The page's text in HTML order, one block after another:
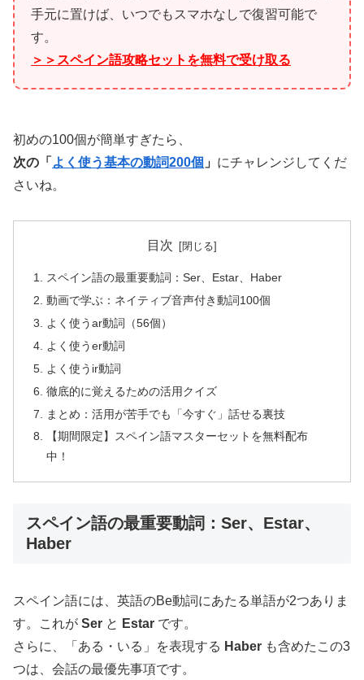
手元に置けば、いつでもスマホなしで復習可能で
す。
＞＞スペイン語攻略セットを無料で受け取る
初めの100個が簡単すぎたら、
次の「 よく使う基本の動詞200個 」 にチャレンジしてくだ
さいね。
目次
スペイン語の最重要動詞：Ser、Estar、Haber
動画で学ぶ：ネイティブ音声付き動詞100個
よく使うar動詞（56個）
よく使うer動詞
よく使うir動詞
徹底的に覚えるための活用クイズ
まとめ：活用が苦手でも「今すぐ」話せる裏技
【期間限定】スペイン語マスターセットを無料配布
中！
スペイン語の最重要動詞：Ser、Estar、
Haber
スペイン語には、英語のBe動詞にあたる単語が2つありま
す。これが Ser と Estar です。
さらに、「ある・いる」を表現する Haber も含めたこの3
つは、会話の最優先事項です。